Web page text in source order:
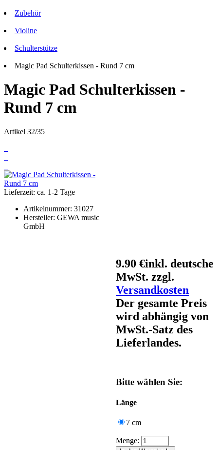
Zubehör
Violine
Schulterstütze
Magic Pad Schulterkissen - Rund 7 cm
Magic Pad Schulterkissen -
Rund 7 cm
Artikel 32/35
Lieferzeit: ca. 1-2 Tage
Artikelnummer: 31027
Hersteller: GEWA music
GmbH
9.90 €inkl. deutsche
MwSt. zzgl.
Versandkosten
Der gesamte Preis
wird abhängig von
MwSt.-Satz des
Lieferlandes.
Bitte wählen Sie:
Länge
7 cm
Menge: